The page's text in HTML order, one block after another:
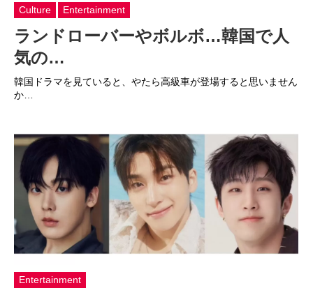
Culture Entertainment
ランドローバーやボルボ…韓国で人
気の…
韓国ドラマを見ていると、やたら高級車が登場すると思いません
か…
Entertainment